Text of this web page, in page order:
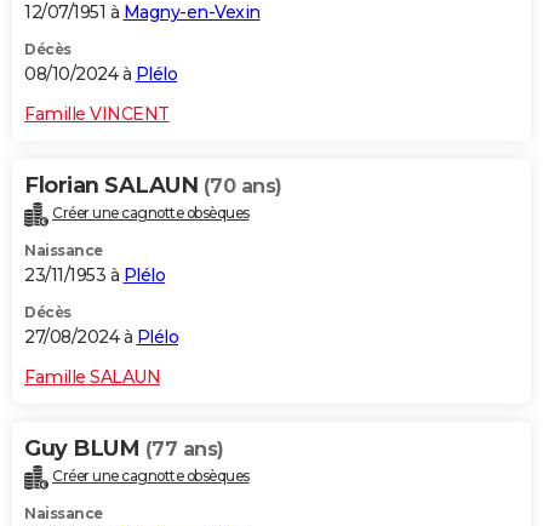
12/07/1951 à Magny-en-Vexin
Décès
08/10/2024 à Plélo
Famille VINCENT
Florian SALAUN (70 ans)
Créer une cagnotte obsèques
Naissance
23/11/1953 à Plélo
Décès
27/08/2024 à Plélo
Famille SALAUN
Guy BLUM (77 ans)
Créer une cagnotte obsèques
Naissance